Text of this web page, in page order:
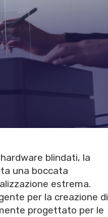
blindati, la
una boccata
estrema.
per la creazione di
progettato per le